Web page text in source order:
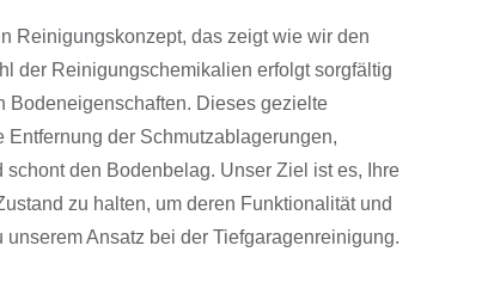
Reinigungskonzept, das zeigt wie wir den
der Reinigungschemikalien erfolgt sorgfältig
Bodeneigenschaften. Dieses gezielte
der Schmutzablagerungen,
den Bodenbelag. Unser Ziel ist es, Ihre
zu halten, um deren Funktionalität und
Ansatz bei der Tiefgaragenreinigung.